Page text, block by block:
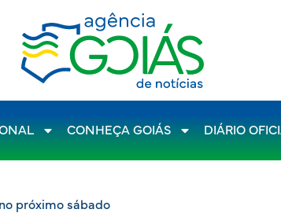
CONHEÇA GOIÁS DIÁRIO
próximo sábado